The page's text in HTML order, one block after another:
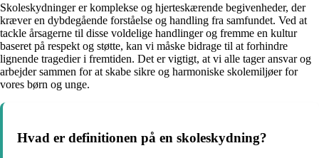
Skoleskydninger er komplekse og hjerteskærende begivenheder, der
kræver en dybdegående forståelse og handling fra samfundet. Ved at
tackle årsagerne til disse voldelige handlinger og fremme en kultur
baseret på respekt og støtte, kan vi måske bidrage til at forhindre
lignende tragedier i fremtiden. Det er vigtigt, at vi alle tager ansvar og
arbejder sammen for at skabe sikre og harmoniske skolemiljøer for
vores børn og unge.
Hvad er definitionen på en skoleskydning?